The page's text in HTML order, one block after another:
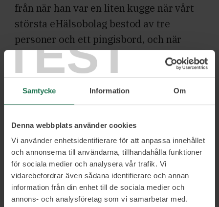
TEST
Samtycke Information Om
Denna webbplats använder cookies
Vi använder enhetsidentifierare för att anpassa innehållet
och annonserna till användarna, tillhandahålla funktioner
för sociala medier och analysera vår trafik. Vi
vidarebefordrar även sådana identifierare och annan
information från din enhet till de sociala medier och
annons- och analysföretag som vi samarbetar med.
från när han var en liten kugge när vårt
största eHälsobolag bestod av tre
personer och ett pingisbord, och när
linser online var i startblocken och
omfattade bara några studenter och en
förälder som var ögonläkare.
medskapare till många fler är han en
erfaren entreprenör och som jurist
navigerar han tryggt juridikens djungel.
Upplever du att juridiken är ett hinder i